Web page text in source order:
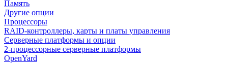
Память
Другие опции
Процессоры
RAID-контроллеры, карты и платы управления
Серверные платформы и опции
2-процессорные серверные платформы
OpenYard